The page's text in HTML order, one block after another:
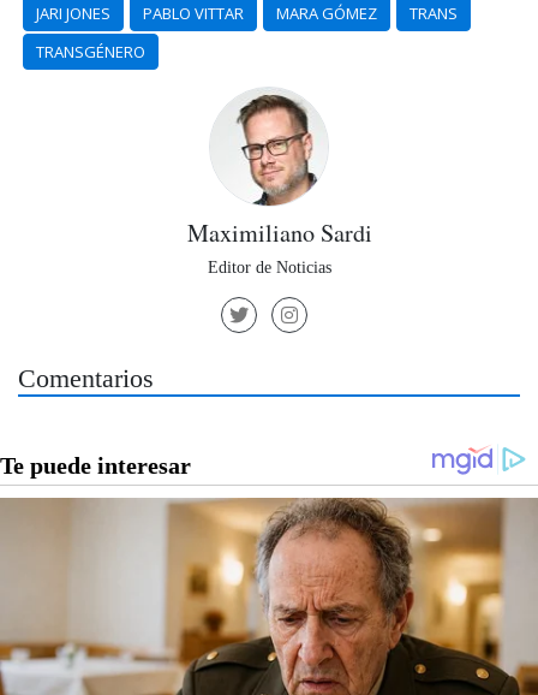
JARI JONES PABLO VITTAR MARA GÓMEZ
TRANS
TRANSGÉNERO
Maximiliano Sardi
Editor de Noticias
Comentarios